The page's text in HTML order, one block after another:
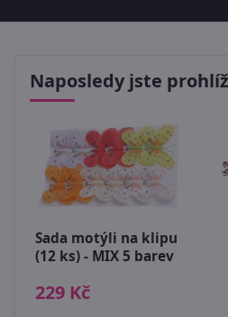
Naposledy jste
Sada motýli na klipu
(12 ks) - MIX 5 barev
229 Kč